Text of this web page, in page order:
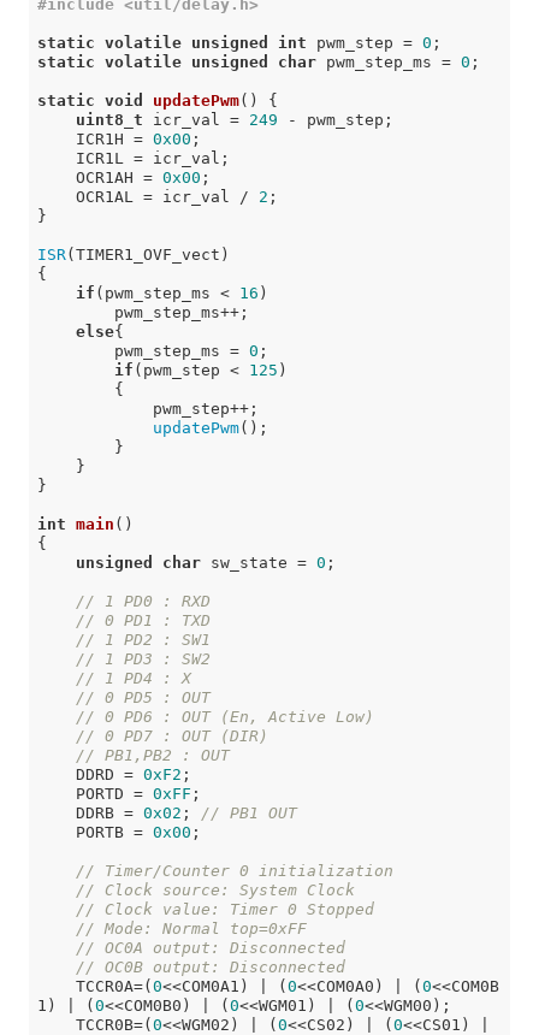
#include <util/delay.h>
static volatile unsigned int pwm_step = 0
static volatile unsigned char pwm_step_ms = 0 ;
static void updatePwm()
{
uint8_t icr_val = 249 - pwm_step;
    ICR1H =
0x00 ;
    OCR1AH =
0x00 ;
    OCR1AL = icr_val /
2 ;
}
ISR(TIMER1_OVF_vect)
{
if (pwm_step_ms < 16 )
else{
        pwm_step_ms =
0 ;
if (pwm_step < 125 )
updatePwm();
}
int main ()
{
unsigned
char sw_state = 0 ;
// 1 PD0 : RXD
// 0 PD1 : TXD
// 1 PD2 : SW1
// 1 PD3 : SW2
// 1 PD4 : X
// 0 PD5 : OUT
// 0 PD6 : OUT (En, Active Low)
// 0 PD7 : OUT (DIR)
// PB1,PB2 : OUT
    DDRD =
0xF2 ;
    PORTD =
0xFF ;
    DDRB =
0x02 ;
// PB1 OUT
    PORTB =
0x00 ;
// Timer/Counter 0 initialization
// Clock source: System Clock
// Clock value: Timer 0 Stopped
// Mode: Normal top=0xFF
// OC0A output: Disconnected
// OC0B output: Disconnected
    TCCR0A=(
0<<COM0A1) | (0<<COM0A0) | (0<<COM0B
1) | (0<<COM0B0) | (0<<WGM01) | (0<<WGM00);
    TCCR0B=(
0<<WGM02) | (0<<CS02) | (0<<CS01) |